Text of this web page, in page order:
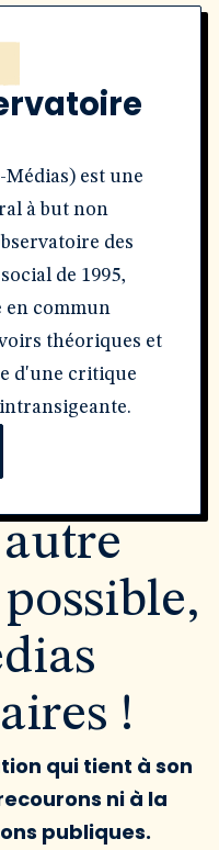
est une
à but non
des
de 1995,
en commun
théoriques et
d'une critique
!
qui tient à son
ni à la
publiques.